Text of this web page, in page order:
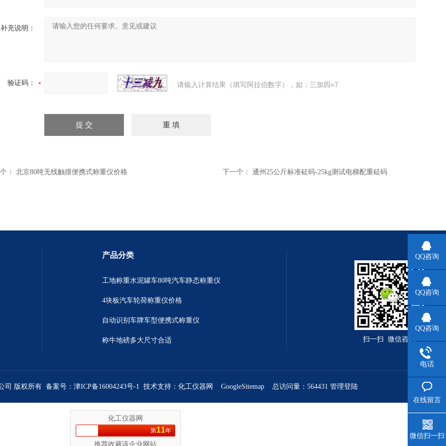
补充说明：
验证码： 请输入计算结果（填写阿拉伯数字），如：三加四=7
： 北京80吨无线触摸便携式称重仪价格 下一个： 通州25公斤标准砝码-25kg测试电梯配重砝码
产品分类
工地称重水泥罐车80吨汽车静态称重仪
4块板汽车轮荷称重仪价格
自动识别车牌车型便携式称重仪
称牛地磅多大尺寸合适 扫一扫 微信咨询
司 版权所有 备案号： 津ICP备16004243号-1 技术支持： 化工仪器网 GoogleSitemap 总访问量：564431 管理登陆
QQ咨询
QQ咨询
QQ咨询
电话
在线留言
微信扫一扫
化工仪器网
第11年
推荐收藏该企业网站